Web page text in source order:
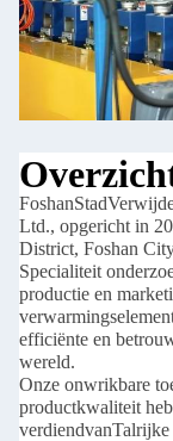
FoshanStad
Ltd., opgericht in
District, Foshan
Specialiteit
productie en
efficiënte en
wereld.
Onze onwrikbare
productkwaliteit
verdiendvanTalrijke